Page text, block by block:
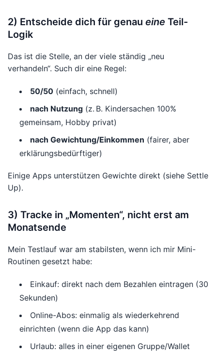
2) Entscheide dich für genau eine Teil-
Logik
Das ist die Stelle, an der viele ständig „neu
verhandeln“. Such dir eine Regel:
50/50 (einfach, schnell)
nach Nutzung (z. B. Kindersachen 100%
gemeinsam, Hobby privat)
nach Gewichtung/Einkommen (fairer, aber
erklärungsbedürftiger)
Einige Apps unterstützen Gewichte direkt (siehe Settle
Up).
3) Tracke in „Momenten“, nicht erst am
Monatsende
Mein Testlauf war am stabilsten, wenn ich mir Mini-
Routinen gesetzt habe:
Einkauf: direkt nach dem Bezahlen eintragen (30
Sekunden)
Online-Abos: einmalig als wiederkehrend
einrichten (wenn die App das kann)
Urlaub: alles in einer eigenen Gruppe/Wallet